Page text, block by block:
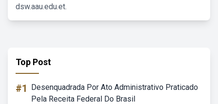
dsw.aau.edu.et.
Top Post
#1
Desenquadrada Por Ato Administrativo Praticado
Pela Receita Federal Do Brasil